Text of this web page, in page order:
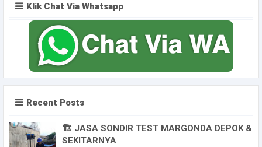
Klik Chat Via Whatsapp
Recent Posts
🏗️ JASA SONDIR TEST MARGONDA DEPOK &
SEKITARNYA